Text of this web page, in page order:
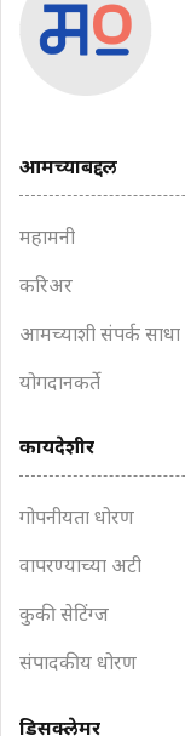
आमच्याबद्दल
महामनी
करिअर
आमच्याशी संपर्क साधा
योगदानकर्ते
कायदेशीर
गोपनीयता धोरण
वापरण्याच्या अटी
कुकी सेटिंग्ज
संपादकीय धोरण
डिसक्लेमर